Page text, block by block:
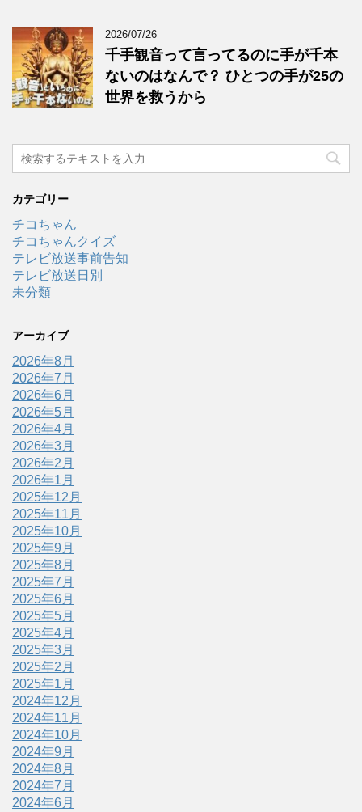
2026/07/26
千手観音って言ってるのに手が千本
ないのはなんで？ ひとつの手が25の
世界を救うから
カテゴリー
チコちゃん
チコちゃんクイズ
テレビ放送事前告知
テレビ放送日別
未分類
アーカイブ
2026年8月
2026年7月
2026年6月
2026年5月
2026年4月
2026年3月
2026年2月
2026年1月
2025年12月
2025年11月
2025年10月
2025年9月
2025年8月
2025年7月
2025年6月
2025年5月
2025年4月
2025年3月
2025年2月
2025年1月
2024年12月
2024年11月
2024年10月
2024年9月
2024年8月
2024年7月
2024年6月